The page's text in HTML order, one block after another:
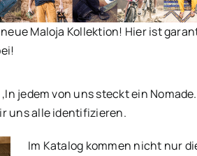
Maloja Kollektion! Hier ist
jedem von uns steckt ein
uns alle identifizieren.
Im Katalog kommen nicht nur